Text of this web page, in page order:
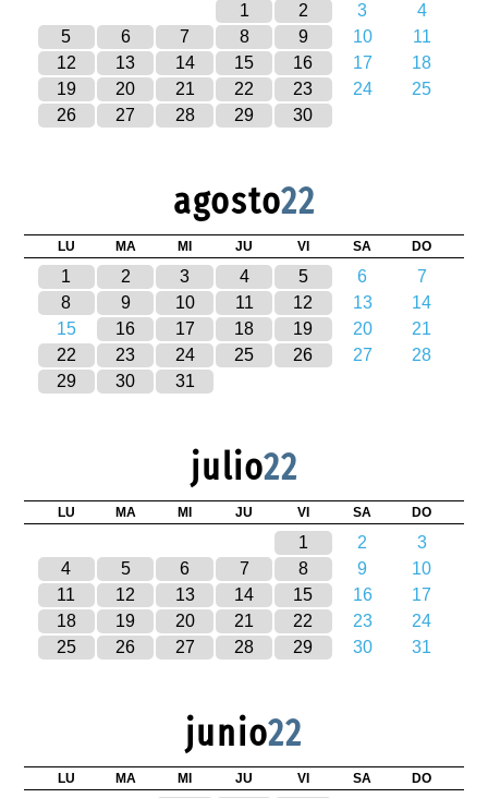
1 2 3
4
5
6 7 8 9 10
11
12
13 14 15 16 17
18
19
20 21 22 23 24
25
26
27 28 29 30
agosto22
LU MA MI JU VI SA DO
1 2 3 4 5 6
7
8
9 10 11 12 13
14
15
16 17 18 19 20
21
22
23 24 25 26 27
28
29
30 31
julio22
LU MA MI JU VI SA DO
1 2
3
4
5 6 7 8 9
10
11
12 13 14 15 16
17
18
19 20 21 22 23
24
25
26 27 28 29 30 31
junio22
LU MA MI JU VI SA DO